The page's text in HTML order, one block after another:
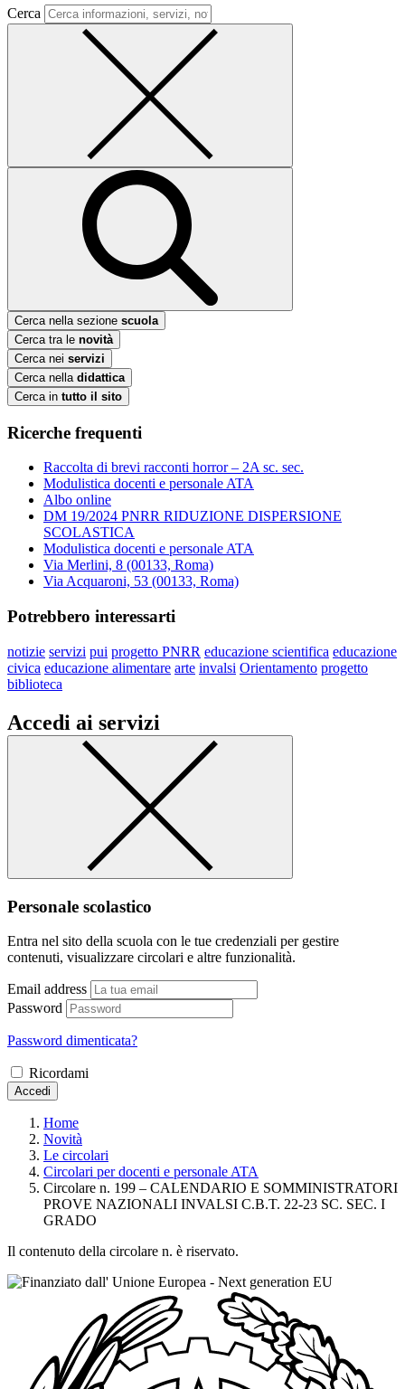
Cerca
Cerca nella sezione scuola
Cerca tra le novità
Cerca nei servizi
Cerca nella didattica
Cerca in tutto il sito
Ricerche frequenti
Raccolta di brevi racconti horror – 2A sc. sec.
Modulistica docenti e personale ATA
Albo online
DM 19/2024 PNRR RIDUZIONE DISPERSIONE
SCOLASTICA
Modulistica docenti e personale ATA
Via Merlini, 8 (00133, Roma)
Via Acquaroni, 53 (00133, Roma)
Potrebbero interessarti
notizie servizi pui progetto PNRR educazione scientifica educazione
civica educazione alimentare arte invalsi Orientamento progetto
biblioteca
Accedi ai servizi
Personale scolastico
Entra nel sito della scuola con le tue credenziali per gestire
contenuti, visualizzare circolari e altre funzionalità.
Email address
Password
Password dimenticata?
Ricordami
Accedi
Home
Novità
Le circolari
Circolari per docenti e personale ATA
Circolare n. 199 – CALENDARIO E SOMMINISTRATORI
PROVE NAZIONALI INVALSI C.B.T. 22-23 SC. SEC. I
GRADO
Il contenuto della circolare n. è riservato.